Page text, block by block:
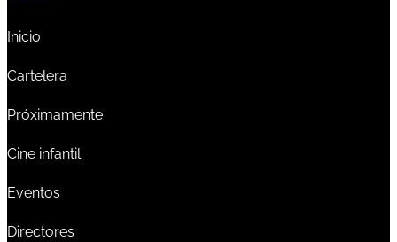
Inicio
Cartelera
Próximamente
Cine infantil
Eventos
Directores